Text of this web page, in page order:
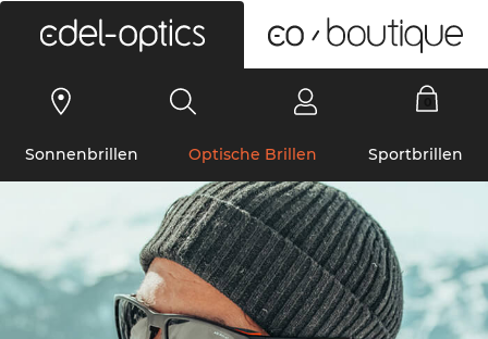
Sonnenbrillen Optische Brillen Sportbrillen